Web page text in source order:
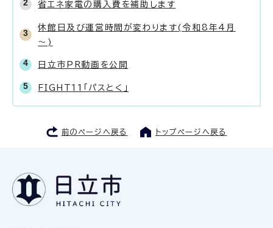
省エネ家電の購入費を補助します
休館日及び運営時間が変わります(令和8年4月
～)
日立市PR動画を公開
FIGHT11「パスとく」
前のページへ戻る トップページへ戻る